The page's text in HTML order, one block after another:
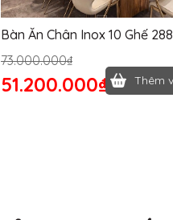
Bàn Ăn Chân Inox 10 Ghế
73.000.000₫
51.200.000₫ Thêm